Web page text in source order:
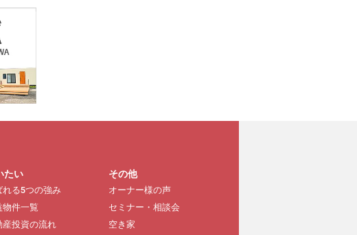
たい
れる5つの強み
物件一覧
産投資の流れ
その他
オーナー様の声
セミナー・相談会
空き家